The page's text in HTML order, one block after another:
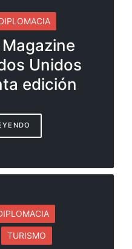
Unidos
edición
TURISMO